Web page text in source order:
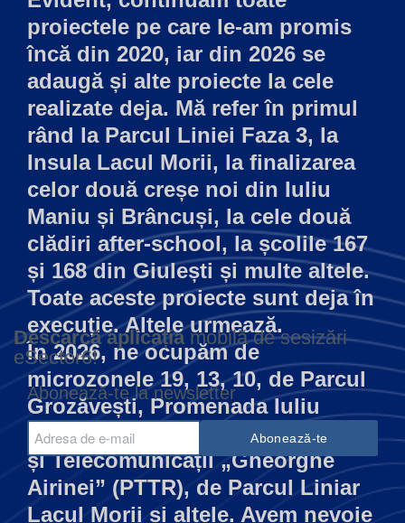
proiectele pe care le-am promis
încă din 2020, iar din 2026 se
adaugă și alte proiecte la cele
realizate deja. Mă refer în primul
rând la Parcul Liniei Faza 3, la
Insula Lacul Morii, la finalizarea
celor două creșe noi din Iuliu
Maniu și Brâncuși, la cele două
clădiri after-school, la școlile 167
și 168 din Giulești și multe altele.
Toate aceste proiecte sunt deja în
execuție. Altele urmează.
În 2026, ne ocupăm de
microzonele 19, 13, 10, de Parcul
Grozăvești, Promenada Iuliu
Maniu, Colegiul Tehnic de Poștă
și Telecomunicații „Gheorghe
Airinei” (PTTR), de Parcul Liniar
Lacul Morii și altele. Avem nevoie
Descarcă aplicațiamobilă de sesizări
eSector6!
Abonează-te la newsletter